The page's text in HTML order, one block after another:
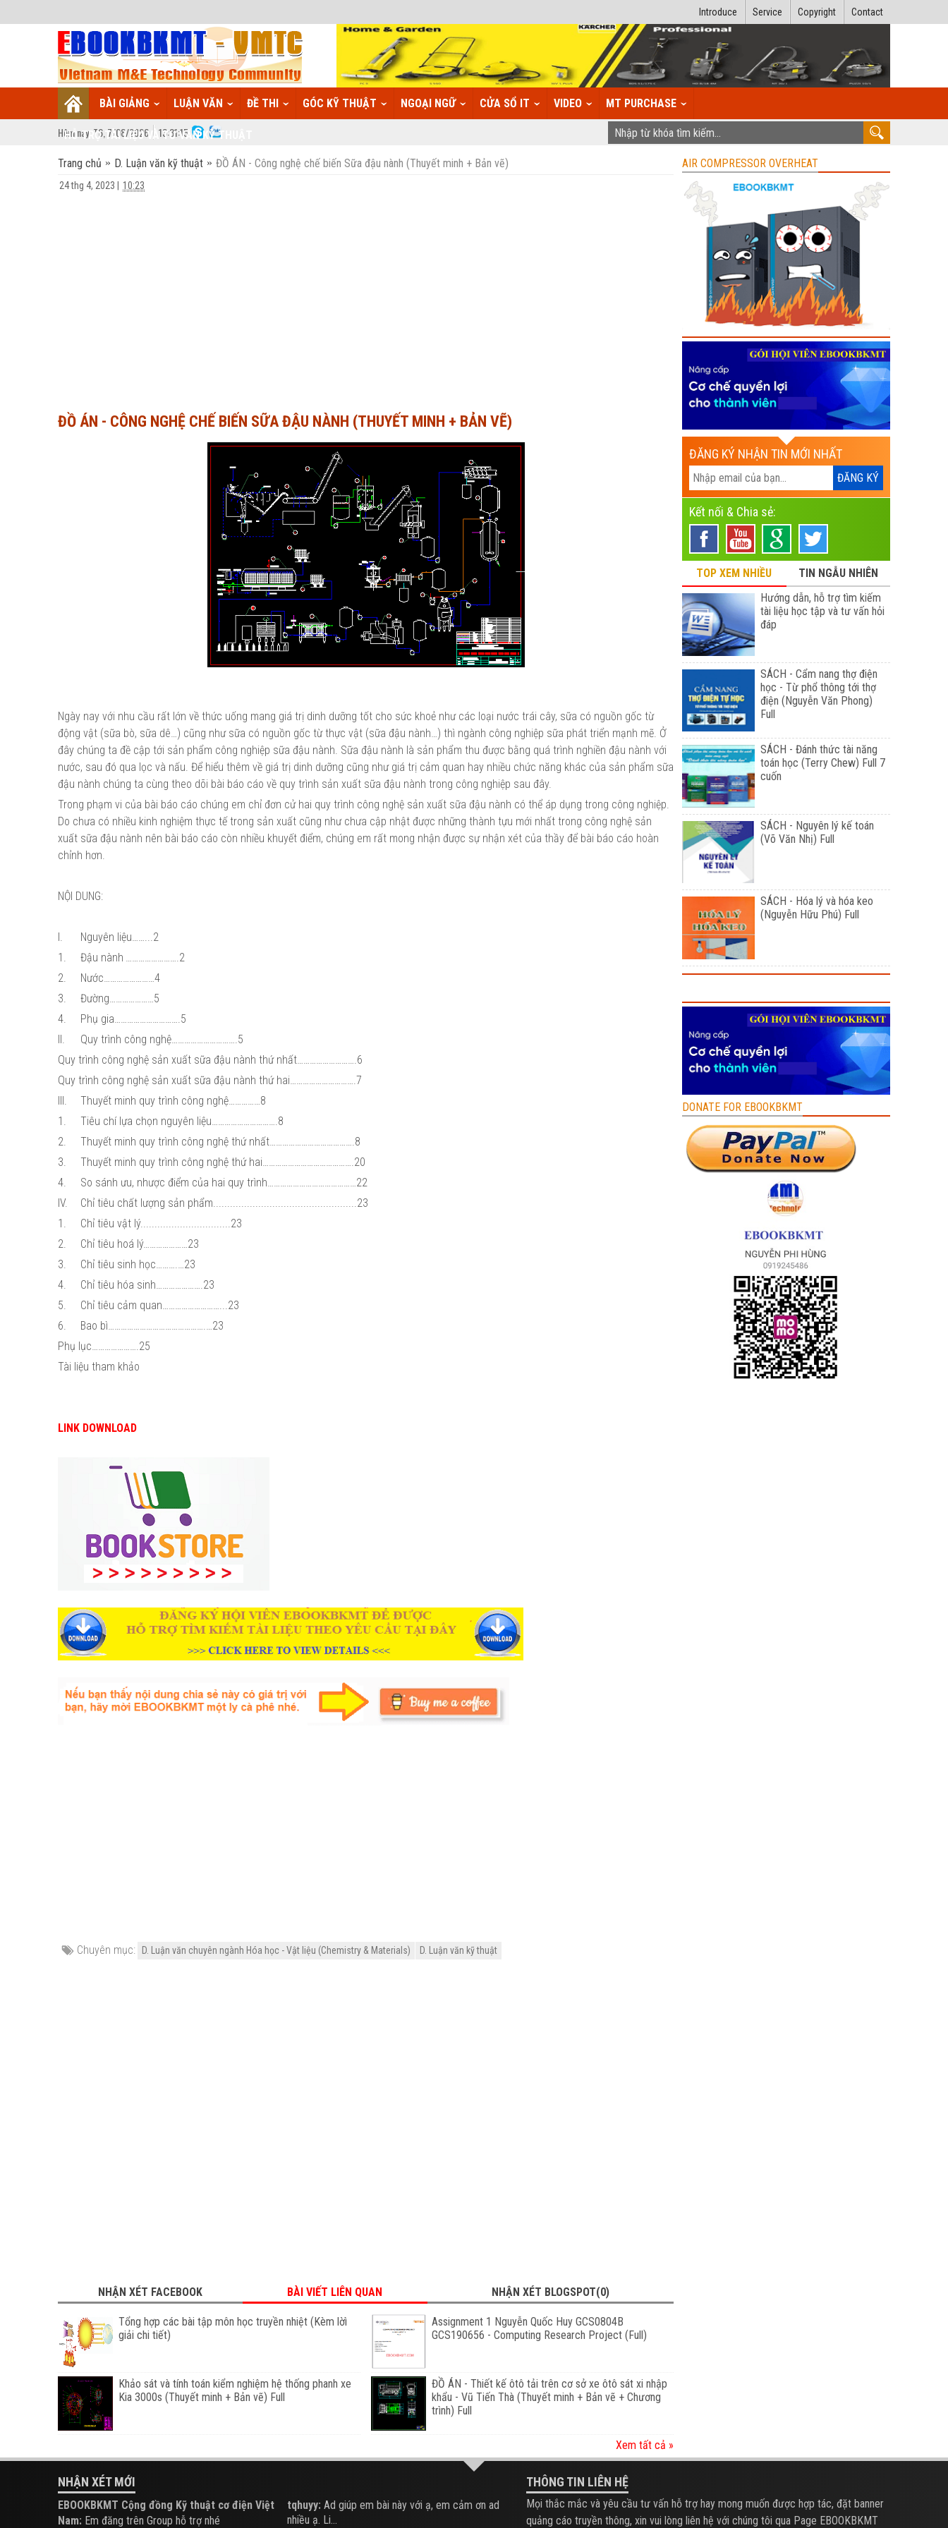
Contact
Copyright
Service
Introduce
BÀI GIẢNG LUẬN VĂN ĐỀ THI GÓC KỸ THUẬT NGOẠI NGỮ CỬA SỔ IT VIDEO MT PURCHASE
HỖ TRỢ TÀI LIỆU VÀ TƯ VẤN KỸ THUẬT
Hôm nay: T6, 7/08/2026 13:31:16
Trang chủ D. Luận văn kỹ thuật ĐỒ ÁN - Công nghệ chế biến Sữa đậu nành (Thuyết minh + Bản vẽ)
24 thg 4, 2023 10:23
ĐỒ ÁN - CÔNG NGHỆ CHẾ BIẾN SỮA ĐẬU NÀNH (THUYẾT MINH + BẢN VẼ)
Ngày nay với nhu cầu rất lớn về thức uống mang giá trị dinh dưỡng tốt cho sức khoẻ như các loại nước trái cây, sữa có nguồn gốc từ
động vật (sữa bò, sữa dê…) cũng như sữa có nguồn gốc từ thực vật (sữa đậu nành…) thì ngành công nghiệp sữa phát triển mạnh mẽ. Ở
đây chúng ta đề cập tới sản phẩm công nghiệp sữa đậu nành. Sữa đậu nành là sản phẩm thu được bằng quá trình nghiền đậu nành với
nước, sau đó qua lọc và nấu. Để hiểu thêm về giá trị dinh dưỡng cũng như giá trị cảm quan hay nhiều chức năng khác của sản phẩm sữa
đậu nành chúng ta cùng theo dõi bài báo cáo về quy trình sản xuất sữa đậu nành trong công nghiệp sau đây.
Trong phạm vi của bài báo cáo chúng em chỉ đơn cử hai quy trình công nghệ sản xuất sữa đậu nành có thể áp dụng trong công nghiệp.
Do chưa có nhiều kinh nghiệm thực tế trong sản xuất cũng như chưa cập nhật được những thành tựu mới nhất trong công nghệ sản
xuất sữa đậu nành nên bài báo cáo còn nhiều khuyết điểm, chúng em rất mong nhận được sự nhận xét của thầy để bài báo cáo hoàn
chỉnh hơn.
NỘI DUNG:
I.
Nguyên liệu……...2
1.
Đậu nành …………………….2
2.
Nước……………………4
3.
Đường…………………5
4.
Phụ gia………………………….5
II.
Quy trình công nghệ………………………….5
Quy trình công nghệ sản xuất sữa đậu nành thứ nhất……………………….6
Quy trình công nghệ sản xuất sữa đậu nành thứ hai………………………….7
III.
Thuyết minh quy trình công nghệ……………8
1.
Tiêu chí lựa chọn nguyên liệu………………………….8
2.
Thuyết minh quy trình công nghệ thứ nhất………………………………….8
3.
Thuyết minh quy trình công nghệ thứ hai…………………………………….20
4.
So sánh ưu, nhược điểm của hai quy trình……………………………………22
IV.
Chỉ tiêu chất lượng sản phẩm...................................................23
1.
Chỉ tiêu vật lý................................23
2.
Chỉ tiêu hoá lý…………………23
3.
Chỉ tiêu sinh học……….…23
4.
Chỉ tiêu hóa sinh………………….23
5.
Chỉ tiêu cảm quan………………………...23
6.
Bao bì……………………………………….…23
Phụ lục………………….25
Tài liệu tham khảo
LINK DOWNLOAD
Chuyên mục: D. Luận văn chuyên ngành Hóa học - Vật liệu (Chemistry & Materials) D. Luận văn kỹ thuật
NHẬN XÉT FACEBOOK BÀI VIẾT LIÊN QUAN NHẬN XÉT BLOGSPOT(0)
Tổng hợp các bài tập môn học truyền nhiệt (Kèm lờì
giải chi tiết)
Assignment 1 Nguyễn Quốc Huy GCS0804B
GCS190656 - Computing Research Project (Full)
Khảo sát và tính toán kiểm nghiệm hệ thống phanh xe
Kia 3000s (Thuyết minh + Bản vẽ) Full
ĐỒ ÁN - Thiết kế ôtô tải trên cơ sở xe ôtô sát xi nhập
khẩu - Vũ Tiến Thà (Thuyết minh + Bản vẽ + Chương
trình) Full
Xem tất cả »
AIR COMPRESSOR OVERHEAT
ĐĂNG KÝ NHẬN TIN MỚI NHẤT
Kết nối & Chia sẻ:
TOP XEM NHIỀU
TIN NGẪU NHIÊN
Hướng dẫn, hỗ trợ tìm kiếm
tài liệu học tập và tư vấn hỏi
đáp
SÁCH - Cẩm nang thợ điện
học - Từ phổ thông tới thợ
điện (Nguyễn Văn Phong)
Full
SÁCH - Đánh thức tài năng
toán học (Terry Chew) Full 7
cuốn
SÁCH - Nguyên lý kế toán
(Võ Văn Nhị) Full
SÁCH - Hóa lý và hóa keo
(Nguyễn Hữu Phú) Full
DONATE FOR EBOOKBKMT
NHẬN XÉT MỚI
EBOOKBKMT Cộng đồng Kỹ thuật cơ điện Việt
Nam: Em đăng trên Group hỗ trợ nhé
tqhuyy: Ad giúp em bài này với ạ, em cảm ơn ad
nhiều ạ. Li...
THÔNG TIN LIÊN HỆ
Mọi thắc mắc và yêu cầu tư vấn hỗ trợ hay mong muốn được hợp tác, đặt banner
quảng cáo truyền thông, xin vui lòng liên hệ với chúng tôi qua Page EBOOKBKMT